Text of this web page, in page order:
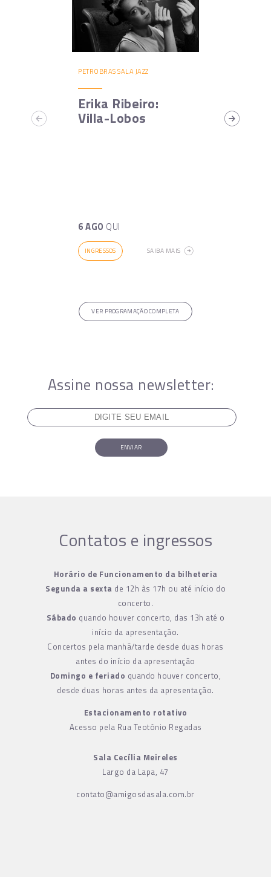
PETROBRAS SALA JAZZ
Erika Ribeiro:
Villa-Lobos
6 AGO QUI
INGRESSOS SAIBA MAIS
VER PROGRAMAÇÃO COMPLETA
Assine nossa newsletter:
ENVIAR
Contatos e ingressos
Horário de Funcionamento da bilheteria
Segunda a sexta de 12h às 17h ou até início do
concerto.
Sábado quando houver concerto, das 13h até o
início da apresentação.
Concertos pela manhã/tarde desde duas horas
antes do início da apresentação
Domingo e feriado quando houver concerto,
desde duas horas antes da apresentação.
Estacionamento rotativo
Acesso pela Rua Teotônio Regadas
Sala Cecília Meireles
Largo da Lapa, 47
contato@amigosdasala.com.br